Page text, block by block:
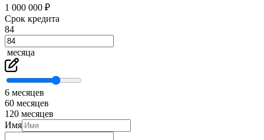
1 000 000 ₽
Срок кредита
84
месяца
6 месяцев
60 месяцев
120 месяцев
Имя